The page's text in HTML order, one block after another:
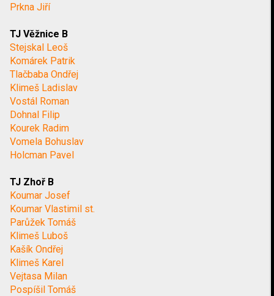
Prkna Jiří
TJ Věžnice B
Stejskal Leoš
Komárek Patrik
Tlačbaba Ondřej
Klimeš Ladislav
Vostál Roman
Dohnal Filip
Kourek Radim
Vomela Bohuslav
Holcman Pavel
TJ Zhoř B
Koumar Josef
Koumar Vlastimil st.
Parůžek Tomáš
Klimeš Luboš
Kašík Ondřej
Klimeš Karel
Vejtasa Milan
Pospíšil Tomáš